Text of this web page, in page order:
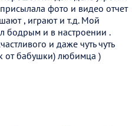
фото и видео отчет
, играют и т.д. Мой
бодрым и в настроении .
и даже чуть чуть
от бабушки) любимца )